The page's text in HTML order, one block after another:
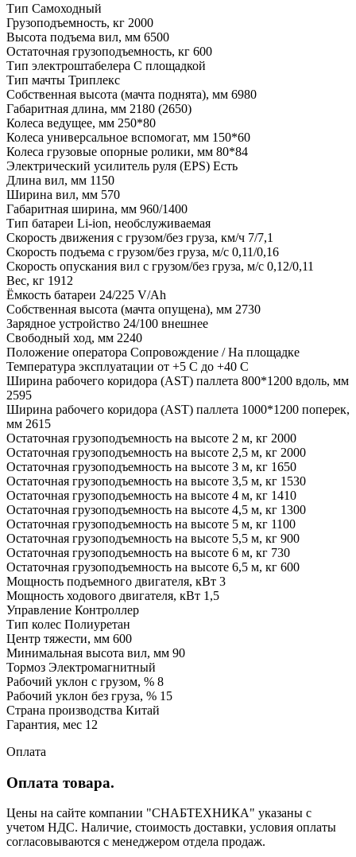
Тип Самоходный
Грузоподъемность, кг 2000
Высота подъема вил, мм 6500
Остаточная грузоподъемность, кг 600
Тип электроштабелера С площадкой
Тип мачты Триплекс
Собственная высота (мачта поднята), мм 6980
Габаритная длина, мм 2180 (2650)
Колеса ведущее, мм 250*80
Колеса универсальное вспомогат, мм 150*60
Колеса грузовые опорные ролики, мм 80*84
Электрический усилитель руля (EPS) Есть
Длина вил, мм 1150
Ширина вил, мм 570
Габаритная ширина, мм 960/1400
Тип батареи Li-ion, необслуживаемая
Скорость движения с грузом/без груза, км/ч 7/7,1
Скорость подъема с грузом/без груза, м/с 0,11/0,16
Скорость опускания вил с грузом/без груза, м/с 0,12/0,11
Вес, кг 1912
Ёмкость батареи 24/225 V/Ah
Собственная высота (мачта опущена), мм 2730
Зарядное устройство 24/100 внешнее
Свободный ход, мм 2240
Положение оператора Сопровождение / На площадке
Температура эксплуатации от +5 С до +40 С
Ширина рабочего коридора (AST) паллета 800*1200 вдоль, мм
2595
Ширина рабочего коридора (AST) паллета 1000*1200 поперек,
мм 2615
Остаточная грузоподъемность на высоте 2 м, кг 2000
Остаточная грузоподъемность на высоте 2,5 м, кг 2000
Остаточная грузоподъемность на высоте 3 м, кг 1650
Остаточная грузоподъемность на высоте 3,5 м, кг 1530
Остаточная грузоподъемность на высоте 4 м, кг 1410
Остаточная грузоподъемность на высоте 4,5 м, кг 1300
Остаточная грузоподъемность на высоте 5 м, кг 1100
Остаточная грузоподъемность на высоте 5,5 м, кг 900
Остаточная грузоподъемность на высоте 6 м, кг 730
Остаточная грузоподъемность на высоте 6,5 м, кг 600
Мощность подъемного двигателя, кВт 3
Мощность ходового двигателя, кВт 1,5
Управление Контроллер
Тип колес Полиуретан
Центр тяжести, мм 600
Минимальная высота вил, мм 90
Тормоз Электромагнитный
Рабочий уклон с грузом, % 8
Рабочий уклон без груза, % 15
Страна производства Китай
Гарантия, мес 12
Оплата
Оплата товара.
Цены на сайте компании "СНАБТЕХНИКА" указаны с
учетом НДС. Наличие, стоимость доставки, условия оплаты
согласовываются с менеджером отдела продаж.